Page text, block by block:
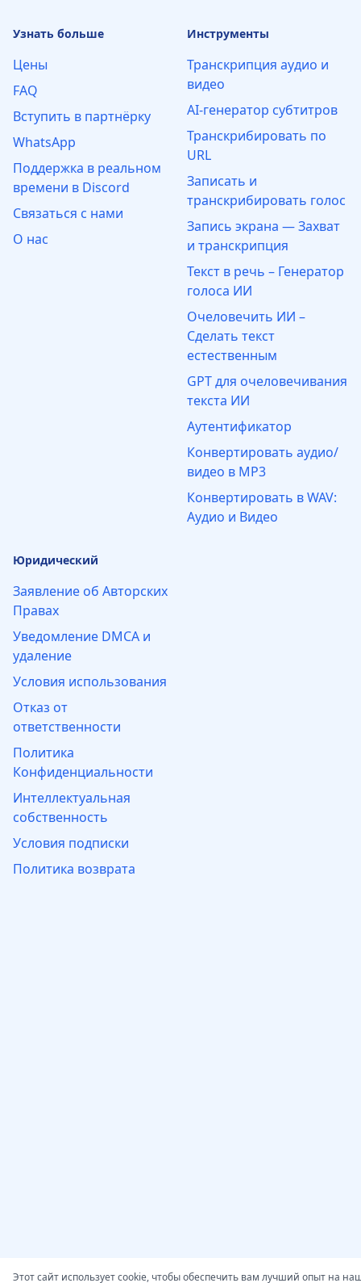
Узнать больше
Цены
FAQ
Вступить в партнёрку
WhatsApp
Поддержка в реальном
времени в Discord
Связаться с нами
О нас
Инструменты
Транскрипция аудио и
видео
AI-генератор субтитров
Транскрибировать по
URL
Записать и
транскрибировать голос
Запись экрана — Захват
и транскрипция
Текст в речь – Генератор
голоса ИИ
Очеловечить ИИ –
Сделать текст
естественным
GPT для очеловечивания
текста ИИ
Аутентификатор
Конвертировать аудио/
видео в MP3
Конвертировать в WAV:
Аудио и Видео
Юридический
Заявление об Авторских
Правах
Уведомление DMCA и
удаление
Условия использования
Отказ от
ответственности
Политика
Конфиденциальности
Интеллектуальная
собственность
Условия подписки
Политика возврата
Этот сайт использует cookie, чтобы обеспечить вам лучший опыт на